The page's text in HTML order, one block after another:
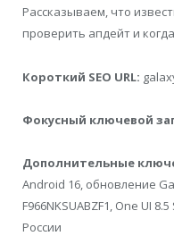
Рассказываем, что
проверить апдейт и
Короткий SEO URL:
Фокусный ключевой
Дополнительные
Android 16, обновление
F966NKSUABZF1, One UI
России